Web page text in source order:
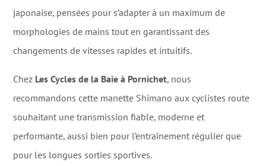
japonaise, pensées pour s’adapter à un maximum de
morphologies de mains tout en garantissant des
changements de vitesses rapides et intuitifs.
Chez Les Cycles de la Baie à Pornichet, nous
recommandons cette manette Shimano aux cyclistes route
souhaitant une transmission fiable, moderne et
performante, aussi bien pour l’entraînement régulier que
pour les longues sorties sportives.